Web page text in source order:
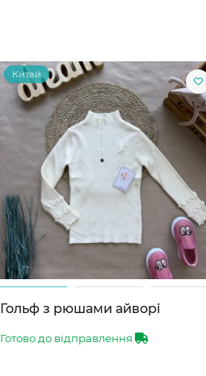
Китай
Гольф з рюшами айворі
Готово до відправлення